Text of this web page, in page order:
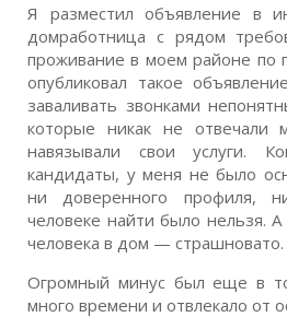
Я разместил объявление в
домработница с рядом
проживание в моем районе по
опубликовал такое
заваливать звонками
которые никак не отвечали
навязывали свои услуги.
кандидаты, у меня не было
ни доверенного профиля,
человеке найти было нельзя. А
человека в дом — страшновато.
Огромный минус был еще в
много времени и отвлекало от